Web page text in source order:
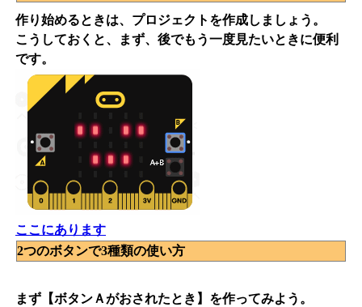
作り始めるときは、プロジェクトを作成しましょう。
こうしておくと、まず、後でもう一度見たいときに便利
です。
ここにあります
2つのボタンで3種類の使い方
まず【ボタンＡがおされたとき】を作ってみよう。